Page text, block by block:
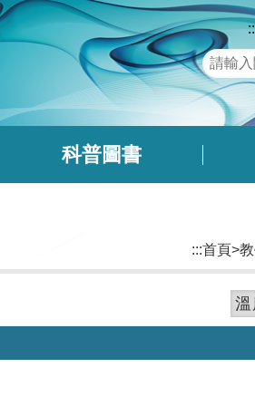
關
鍵
字
查
詢
科普圖書
:::首頁>